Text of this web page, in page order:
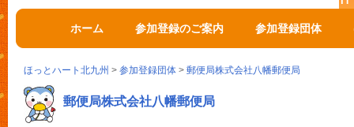
ホーム 参加登録のご案内 参加登録団体
ほっとハート北九州 > 参加登録団体 > 郵便局株式会社八幡郵便局
郵便局株式会社八幡郵便局